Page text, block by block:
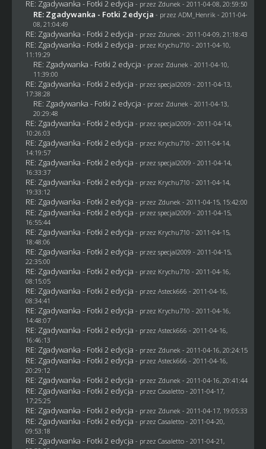
RE: Zgadywanka - Fotki 2 edycja - przez Zdunek - 2011-04-08, 20:59:50
RE: Zgadywanka - Fotki 2 edycja - przez ADM_Henrik - 2011-04-
08, 21:04:49
RE: Zgadywanka - Fotki 2 edycja - przez Zdunek - 2011-04-09, 21:18:43
RE: Zgadywanka - Fotki 2 edycja - przez Krychu710 - 2011-04-10,
11:19:29
RE: Zgadywanka - Fotki 2 edycja - przez Zdunek - 2011-04-10,
11:39:00
RE: Zgadywanka - Fotki 2 edycja - przez specjal2009 - 2011-04-13,
17:38:28
RE: Zgadywanka - Fotki 2 edycja - przez Zdunek - 2011-04-13,
20:29:48
RE: Zgadywanka - Fotki 2 edycja - przez specjal2009 - 2011-04-14,
10:26:03
RE: Zgadywanka - Fotki 2 edycja - przez Krychu710 - 2011-04-14,
14:19:57
RE: Zgadywanka - Fotki 2 edycja - przez specjal2009 - 2011-04-14,
16:33:37
RE: Zgadywanka - Fotki 2 edycja - przez Krychu710 - 2011-04-14,
19:33:12
RE: Zgadywanka - Fotki 2 edycja - przez Zdunek - 2011-04-15, 15:42:00
RE: Zgadywanka - Fotki 2 edycja - przez specjal2009 - 2011-04-15,
16:55:44
RE: Zgadywanka - Fotki 2 edycja - przez Krychu710 - 2011-04-15,
18:48:06
RE: Zgadywanka - Fotki 2 edycja - przez specjal2009 - 2011-04-15,
22:35:00
RE: Zgadywanka - Fotki 2 edycja - przez Krychu710 - 2011-04-16,
08:15:05
RE: Zgadywanka - Fotki 2 edycja - przez Asteck666 - 2011-04-16,
08:34:41
RE: Zgadywanka - Fotki 2 edycja - przez Krychu710 - 2011-04-16,
14:48:07
RE: Zgadywanka - Fotki 2 edycja - przez Asteck666 - 2011-04-16,
16:46:13
RE: Zgadywanka - Fotki 2 edycja - przez Zdunek - 2011-04-16, 20:24:15
RE: Zgadywanka - Fotki 2 edycja - przez Asteck666 - 2011-04-16,
20:29:12
RE: Zgadywanka - Fotki 2 edycja - przez Zdunek - 2011-04-16, 20:41:44
RE: Zgadywanka - Fotki 2 edycja - przez Casaletto- 2011-04-17,
17:25:25
RE: Zgadywanka - Fotki 2 edycja - przez Zdunek - 2011-04-17, 19:05:33
RE: Zgadywanka - Fotki 2 edycja - przez Casaletto- 2011-04-20,
09:53:18
RE: Zgadywanka - Fotki 2 edycja - przez Casaletto- 2011-04-21,